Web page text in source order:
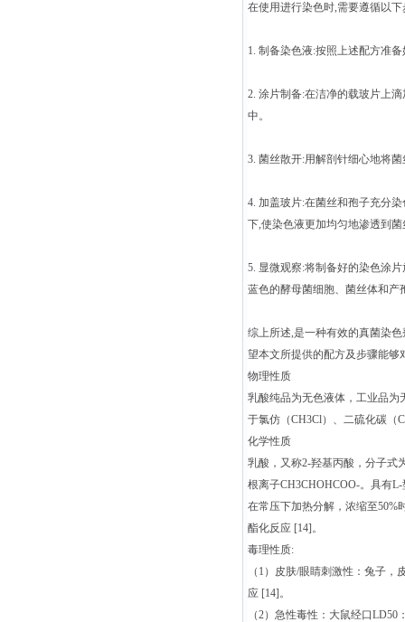
在使用进行染色时,需要遵循以
1. 制备染色液:按照上述配方准
2. 涂片制备:在洁净的载玻片上滴
中。
3. 菌丝散开:用解剖针细心地将
4. 加盖玻片:在菌丝和孢子充分
下,使染色液更加均匀地渗透到
5. 显微观察:将制备好的染色涂
蓝色的酵母菌细胞、菌丝体和产
综上所述,是一种有效的真菌染
望本文所提供的配方及步骤能够
物理性质
乳酸纯品为无色液体，工业品为
于氯仿（CH3Cl）、二硫化碳（
化学性质
乳酸，又称2-羟基丙酸，分子式
根离子CH3CHOHCOO-。具有
在常压下加热分解，浓缩至50%
酯化反应 [14]。
毒理性质:
（1）皮肤/眼睛刺激性：兔子，
应 [14]。
（2）急性毒性：大鼠经口LD50